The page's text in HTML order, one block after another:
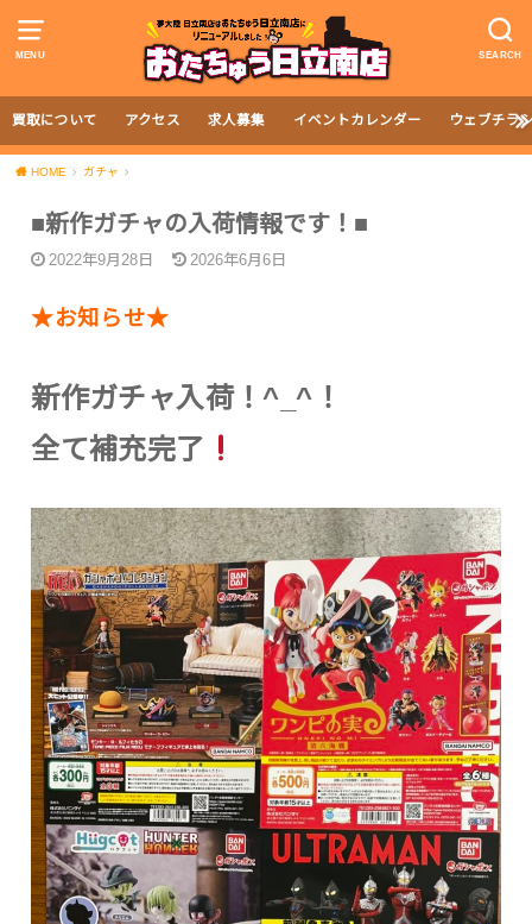
MENU SEARCH
買取について アクセス 求人募集 イベントカレンダー ウェブチラ
HOME ガチャ
■新作ガチャの入荷情報です！■
2022年9月28日 2026年6月6日
★お知らせ★
新作ガチャ入荷！^_^！
全て補充完了